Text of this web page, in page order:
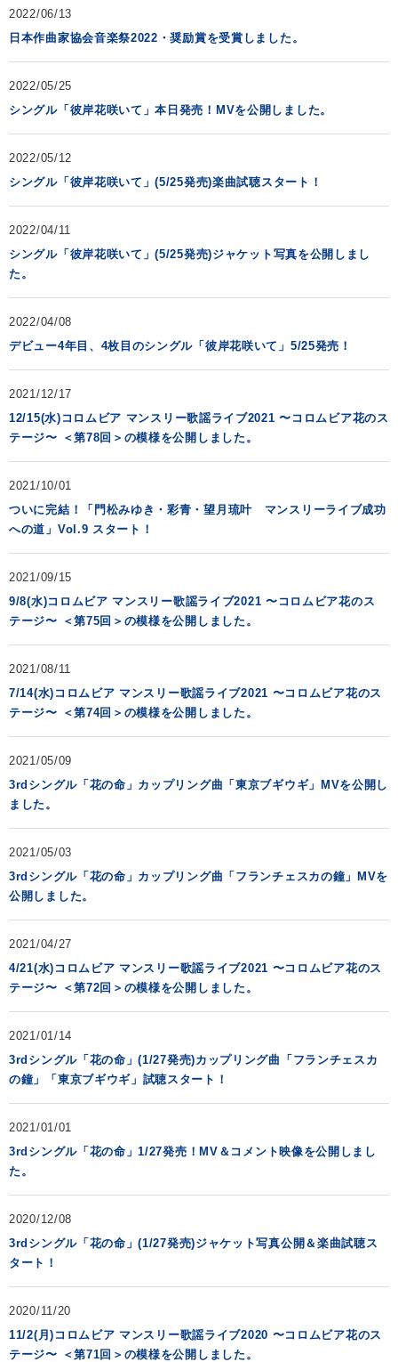
2022/06/13
日本作曲家協会音楽祭2022・奨励賞を受賞しました。
2022/05/25
シングル「彼岸花咲いて」本日発売！MVを公開しました。
2022/05/12
シングル「彼岸花咲いて」(5/25発売)楽曲試聴スタート！
2022/04/11
シングル「彼岸花咲いて」(5/25発売)ジャケット写真を公開しまし
た。
2022/04/08
デビュー4年目、4枚目のシングル「彼岸花咲いて」5/25発売！
2021/12/17
12/15(水)コロムビア マンスリー歌謡ライブ2021 〜コロムビア花のス
テージ〜 ＜第78回＞の模様を公開しました。
2021/10/01
ついに完結！「門松みゆき・彩青・望月琉叶 マンスリーライブ成功
への道」Vol.9 スタート！
2021/09/15
9/8(水)コロムビア マンスリー歌謡ライブ2021 〜コロムビア花のス
テージ〜 ＜第75回＞の模様を公開しました。
2021/08/11
7/14(水)コロムビア マンスリー歌謡ライブ2021 〜コロムビア花のス
テージ〜 ＜第74回＞の模様を公開しました。
2021/05/09
3rdシングル「花の命」カップリング曲「東京ブギウギ」MVを公開し
ました。
2021/05/03
3rdシングル「花の命」カップリング曲「フランチェスカの鐘」MVを
公開しました。
2021/04/27
4/21(水)コロムビア マンスリー歌謡ライブ2021 〜コロムビア花のス
テージ〜 ＜第72回＞の模様を公開しました。
2021/01/14
3rdシングル「花の命」(1/27発売)カップリング曲「フランチェスカ
の鐘」「東京ブギウギ」試聴スタート！
2021/01/01
3rdシングル「花の命」1/27発売！MV＆コメント映像を公開しまし
た。
2020/12/08
3rdシングル「花の命」(1/27発売)ジャケット写真公開＆楽曲試聴ス
タート！
2020/11/20
11/2(月)コロムビア マンスリー歌謡ライブ2020 〜コロムビア花のス
テージ〜 ＜第71回＞の模様を公開しました。